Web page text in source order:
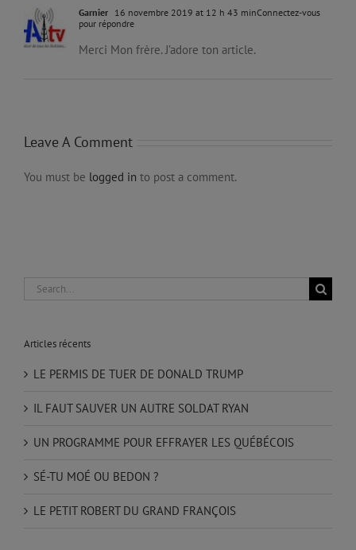
Garnier 16 novembre 2019 at 12 h 43 minConnectez-vous
pour répondre
Merci Mon frère. J’adore ton article.
Leave A Comment
You must be logged in to post a comment.
Search
Articles récents
LE PERMIS DE TUER DE DONALD TRUMP
IL FAUT SAUVER UN AUTRE SOLDAT RYAN
UN PROGRAMME POUR EFFRAYER LES QUÉBÉCOIS
SÉ-TU MOÉ OU BEDON ?
LE PETIT ROBERT DU GRAND FRANÇOIS